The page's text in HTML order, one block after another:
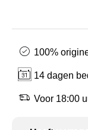
100%
14 dagen
Voor 18:00